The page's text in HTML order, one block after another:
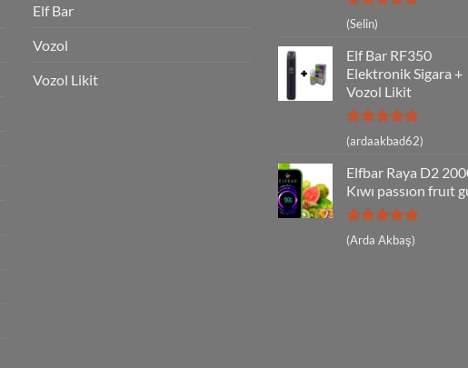
Elf Bar
Vozol
Vozol Likit
5 üzerinden
5
oy aldı
(Selin)
Elf Bar RF350
Elektronik Sigara +
Vozol Likit
5 üzerinden
5
(ardaakbad62)
Elfbar Raya D2
Kıwı passıon fruıt
5 üzerinden
5
(Arda Akbaş)